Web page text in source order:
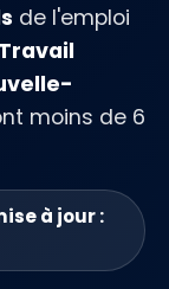
de l'emploi
moins de 6
à jour :